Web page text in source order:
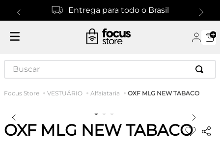
Entrega para todo o Brasil
Buscar
VESTUÁRIO Alfaiataria OXF MLG NEW TABACO
OXF MLG NEW TABACO